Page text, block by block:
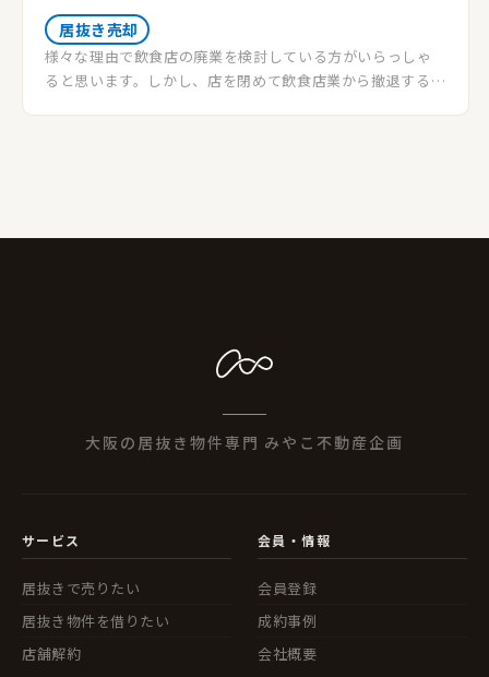
居抜き売却
様々な理由で飲食店の廃業を検討している方がいらっしゃ
ると思います。しかし、店を閉めて飲食店業から撤退するに
大阪の居抜き物件専門 みやこ不動産企画
サービス
居抜きで売りたい
居抜き物件を借りたい
店舗解約
会員・情報
会員登録
成約事例
会社概要